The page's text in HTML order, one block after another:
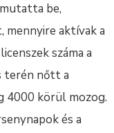
be,
aktívak a
száma a
terén nőtt a
4000 körül mozog.
és a